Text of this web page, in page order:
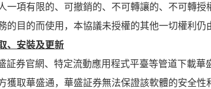
一項有限的、可撤銷的、不可轉讓的、不可轉
的目的而使用，本協議未授權的其他一切權利仍
、安裝及更新
証券官網、特定流動應用程式平臺等管道下載
獲取華盛通，華盛証券無法保證該軟體的安全性